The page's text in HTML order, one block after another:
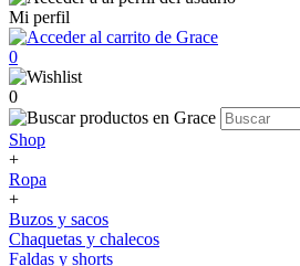
Mi perfil
0
0
Shop
+
Ropa
+
Buzos y sacos
Chaquetas y chalecos
Faldas y shorts